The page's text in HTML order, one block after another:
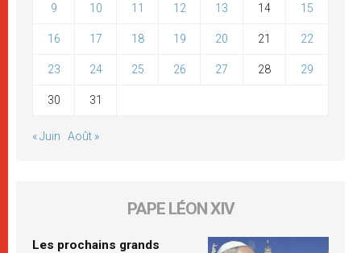
9 10 11 12 13 14 15
16 17 18 19 20 21 22
23 24 25 26 27 28 29
30 31
« Juin Août »
PAPE LÉON XIV
Les prochains grands